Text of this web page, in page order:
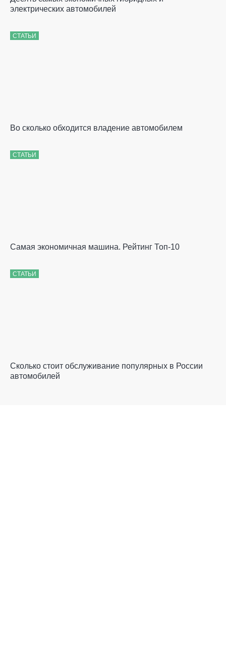
электрических автомобилей
СТАТЬИ
Во сколько обходится владение автомобилем
СТАТЬИ
Самая экономичная машина. Рейтинг Топ-10
СТАТЬИ
Сколько стоит обслуживание популярных в России
автомобилей